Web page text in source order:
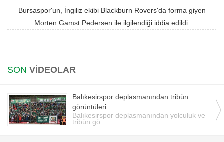
Instagram
iOS
Bursaspor'un, İngiliz ekibi Blackburn Rovers'da forma giyen
Morten Gamst Pedersen ile ilgilendiği iddia edildi.
SON VİDEOLAR
Balıkesirspor deplasmanından tribün
görüntüleri
Balıkesirspor deplasmanından yolculuk ve
tribün gö...